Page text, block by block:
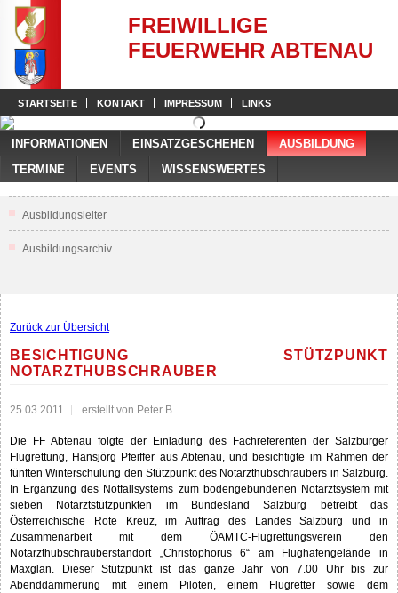
FREIWILLIGE
FEUERWEHR ABTENAU
STARTSEITE KONTAKT IMPRESSUM LINKS
INFORMATIONEN EINSATZGESCHEHEN
AUSBILDUNG
TERMINE
EVENTS WISSENSWERTES
Ausbildungsleiter
Ausbildungsarchiv
Zurück zur Übersicht
BESICHTIGUNG STÜTZPUNKT
NOTARZTHUBSCHRAUBER
25.03.2011 erstellt von Peter B.
Die FF Abtenau folgte der Einladung des Fachreferenten der Salzburger
Flugrettung, Hansjörg Pfeiffer aus Abtenau, und besichtigte im Rahmen der
fünften Winterschulung den Stützpunkt des Notarzthubschraubers in Salzburg.
In Ergänzung des Notfallsystems zum bodengebundenen Notarztsystem mit
sieben Notarztstützpunkten im Bundesland Salzburg betreibt das
Österreichische Rote Kreuz, im Auftrag des Landes Salzburg und in
Zusammenarbeit mit dem ÖAMTC-Flugrettungsverein den
Notarzthubschrauberstandort „Christophorus 6“ am Flughafengelände in
Maxglan. Dieser Stützpunkt ist das ganze Jahr von 7.00 Uhr bis zur
Abenddämmerung mit einem Piloten, einem Flugretter sowie dem